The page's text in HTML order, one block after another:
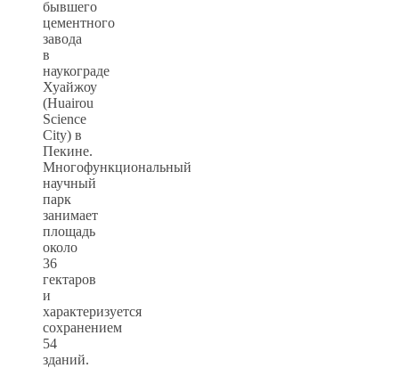
бывшего
цементного
завода
в
наукограде
Хуайжоу
(Huairou
Science
City) в
Пекине.
Многофункциональный
научный
парк
занимает
площадь
около
36
гектаров
и
характеризуется
сохранением
54
зданий.